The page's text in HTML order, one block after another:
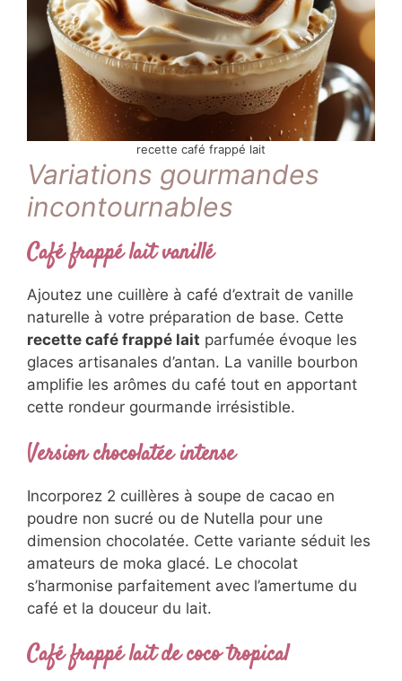
recette café frappé lait
Variations gourmandes
incontournables
Café frappé lait vanillé
Ajoutez une cuillère à café d’extrait de vanille
naturelle à votre préparation de base. Cette
recette café frappé laitparfumée évoque les
glaces artisanales d’antan. La vanille bourbon
amplifie les arômes du café tout en apportant
cette rondeur gourmande irrésistible.
Version chocolatée intense
Incorporez 2 cuillères à soupe de cacao en
poudre non sucré ou de Nutella pour une
dimension chocolatée. Cette variante séduit
les amateurs de moka glacé. Le chocolat